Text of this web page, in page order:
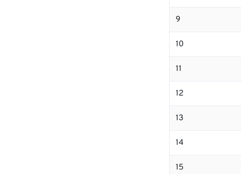
9
10
11
12
13
14
15